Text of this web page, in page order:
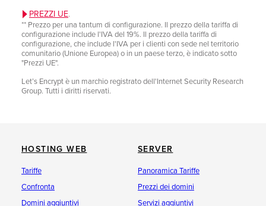
PREZZI UE.
** Prezzo per una tantum di configurazione. Il prezzo della tariffa di
configurazione include l'IVA del 19%. Il prezzo della tariffa di
configurazione, che include l'IVA per i clienti con sede nel territorio
comunitario (Unione Europea) o in un paese terzo, è indicato sotto
"Prezzi UE".
Let’s Encrypt è un marchio registrato dell'Internet Security Research
Group. Tutti i diritti riservati.
HOSTING WEB
Tariffe
Confronta
Domini aggiuntivi
SERVER
Panoramica Tariffe
Prezzi dei domini
Servizi aggiuntivi